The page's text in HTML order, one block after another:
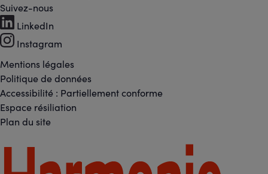
Footer
-
Réseaux
sociaux
Suivez-nous
LinkedIn
Instagram
Footer
-
Liens
légaux
Mentions légales
Politique de données
Accessibilité : Partiellement conforme
Espace résiliation
Plan du site
Footer